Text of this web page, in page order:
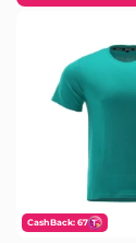
CashBack: 67